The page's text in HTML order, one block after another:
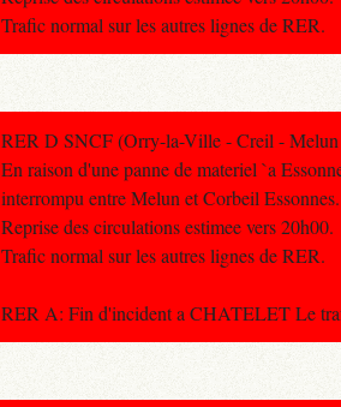
Trafic normal sur les autres lignes de RER.
RER D SNCF (Orry-la-Ville - Creil - Melun
En raison d'une panne de materiel `a
interrompu entre Melun et Corbeil Essonnes.
Reprise des circulations estimee vers 20h00.
Trafic normal sur les autres lignes de RER.
RER A: Fin d'incident a CHATELET Le